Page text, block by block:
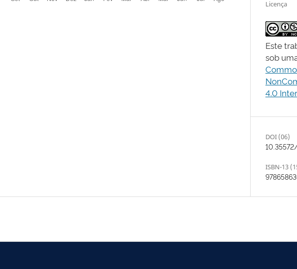
Licença
Este
sob
4.0
DOI (06)
ISBN-13